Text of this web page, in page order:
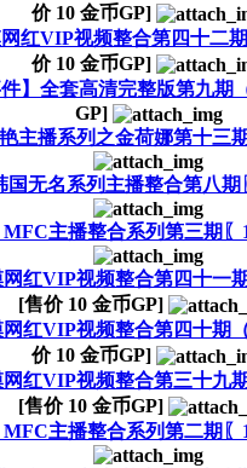
价 10金币GP]
网红VIP视频整合第四十二
价 10金币GP]
件】全套高清完整版第九期
GP]
主播系列之金荷娜第十三
国无名系列主播整合第八期
MFC主播整合系列第三期〖
网红VIP视频整合第四十一
[售价 10 金币GP]
网红VIP视频整合第四十期
价 10金币GP]
网红VIP视频整合第三十九
[售价 10 金币GP]
MFC主播整合系列第二期〖